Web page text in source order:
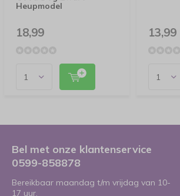
Heupmodel
18,99 13,99
Bel met onze klantenservice
0599-858878
Bereikbaar maandag t/m vrijdag van 10-
17 uur.